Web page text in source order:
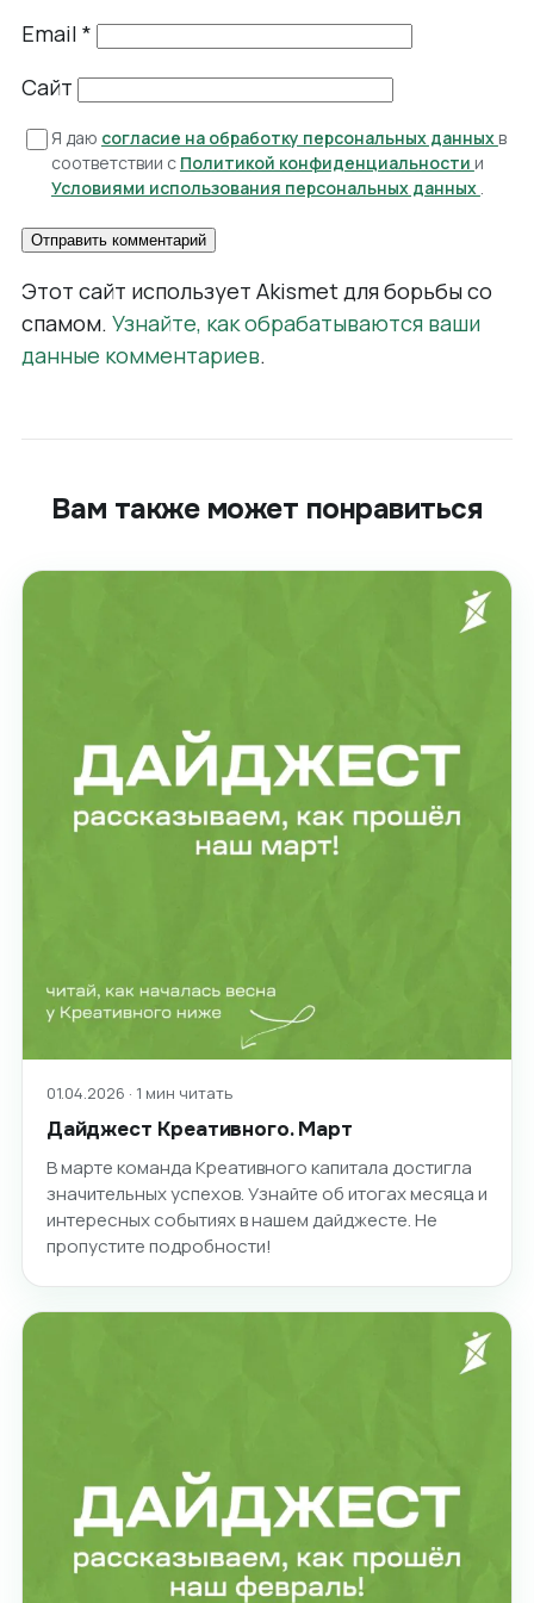
Email *
Сайт
Я даю согласие на обработку персональных данных в
соответствии с Политикой конфиденциальности и
Условиями использования персональных данных .
Этот сайт использует Akismet для борьбы со
спамом. Узнайте, как обрабатываются ваши
данные комментариев.
Вам также может понравиться
01.04.2026 · 1 мин читать
Дайджест Креативного. Март
В марте команда Креативного капитала достигла
значительных успехов. Узнайте об итогах месяца и
интересных событиях в нашем дайджесте. Не
пропустите подробности!